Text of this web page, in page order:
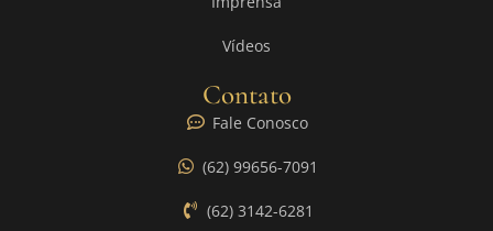
Vídeos
Contato
Fale Conosco
(62) 99656-7091
(62) 3142-6281